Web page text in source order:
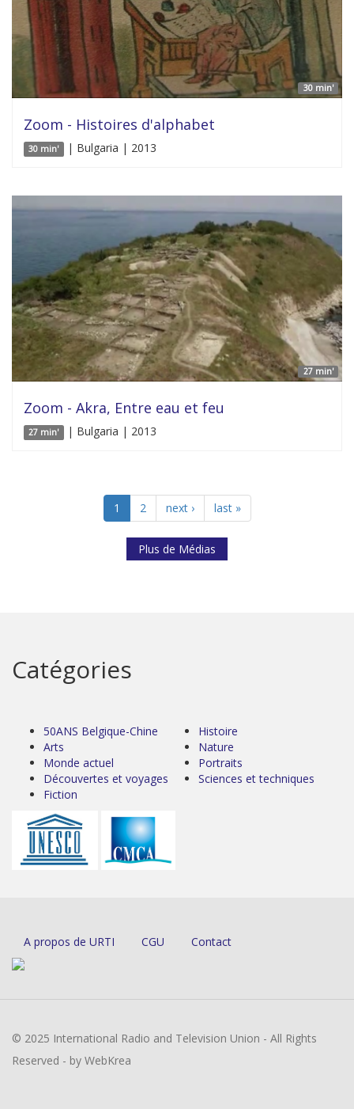
30 min'
Zoom - Histoires d'alphabet
30 min' | Bulgaria | 2013
27 min'
Zoom - Akra, Entre eau et feu
27 min' | Bulgaria | 2013
1 2 next › last »
Plus de Médias
Catégories
50ANS Belgique-Chine
Arts
Monde actuel
Découvertes et voyages
Fiction
Histoire
Nature
Portraits
Sciences et techniques
A propos de URTI CGU Contact
© 2025 International Radio and Television Union - All Rights
Reserved - by WebKrea